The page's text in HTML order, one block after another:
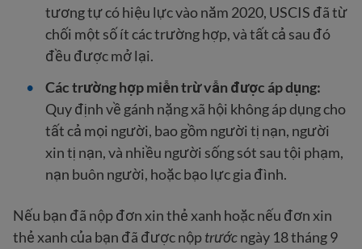
tương tự có hiệu lực vào năm 2020, USCIS đã từ
chối một số ít các trường hợp, và tất cả sau đó
đều được mở lại.
Các trường hợp miễn trừ vẫn được áp dụng:
Quy định về gánh nặng xã hội không áp dụng cho
tất cả mọi người, bao gồm người tị nạn, người
xin tị nạn, và nhiều người sống sót sau tội phạm,
nạn buôn người, hoặc bạo lực gia đình.
Nếu bạn đã nộp đơn xin thẻ xanh hoặc nếu đơn xin
thẻ xanh của bạn đã được nộptrướcngày 18 tháng 9